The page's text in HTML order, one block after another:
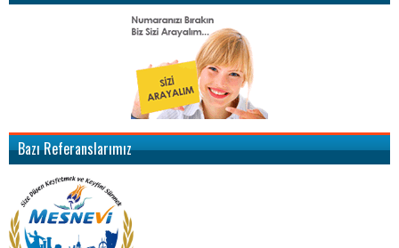
Bazı Referanslarımız